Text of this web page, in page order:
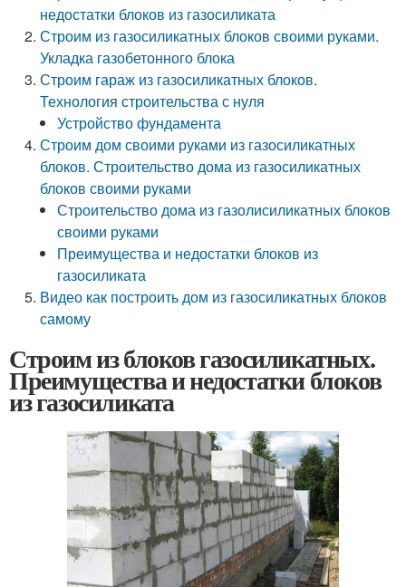
недостатки блоков из газосиликата
Строим из газосиликатных блоков своими руками.
Укладка газобетонного блока
Строим гараж из газосиликатных блоков.
Технология строительства с нуля
Устройство фундамента
Строим дом своими руками из газосиликатных
блоков. Строительство дома из газосиликатных
блоков своими руками
Строительство дома из газолисиликатных блоков
своими руками
Преимущества и недостатки блоков из
газосиликата
Видео как построить дом из газосиликатных блоков
самому
Строим из блоков газосиликатных.
Преимущества и недостатки блоков
из газосиликата